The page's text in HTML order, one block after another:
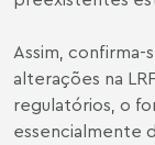
Assim, confirma-
alterações na
regulatórios, o
essencialmente